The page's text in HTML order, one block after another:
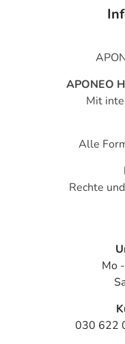
- Schläfrigkeit mit
- Blutdruckabfall
- Erbrechen
- Gelenkschmerzen
- Wassereinlagerung
- Alpträume
- Motorische
- Übermäßige
- Syndrom der
- Ohnmachtsanfall
APONEO
Mit
Alle
Rechte
Mo
030 622